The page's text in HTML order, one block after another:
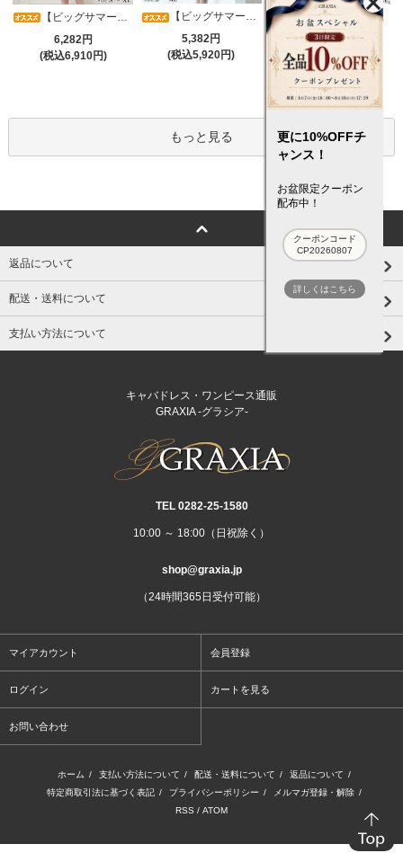
【ビッグサマーセール対象品】アシメカシュクール7分袖ワンピース(キャバドレス・CABARETDRESS)
6,282円
(税込6,910円)
【ビッグサマーセール対象品】光沢シアースリーブが軽やかなカシュクールVネックドレープミディドレス(キャバドレス・CABARETDRESS)
5,382円
(税込5,920円)
【ビッグサマーセール対象品】ラグジュアリーオーナメントレースパフスリーブワンピース(キャバドレス・CABARETDRESS)
5,382円
(税込5,920円)
もっと見る
返品について
配送・送料について
支払い方法について
キャバドレス・ワンピース通販
GRAXIA -グラシア-
TEL 0282‐25‐1580
10:00 ～ 18:00（日祝除く）
shop@graxia.jp
（24時間365日受付可能）
マイアカウント 会員登録
ログイン カートを見る
お問い合わせ
ホーム / 支払い方法について / 配送・送料について / 返品について /
特定商取引法に基づく表記 / プライバシーポリシー / メルマガ登録・解除 /
RSS / ATOM
更に10%OFFチ
ャンス！
お盆限定クーポン
配布中！
クーポンコード
CP20260807
詳しくはこちら